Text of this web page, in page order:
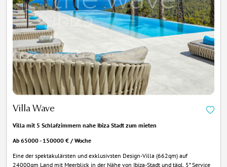
Villa Wave
Villa mit 5 Schlafzimmern nahe Ibiza Stadt zum mieten
Ab 65000 - 150000 € / Woche
Eine der spektakulärsten und exklusivsten Design-Villa (662qm) auf
24000qm Land mit Meerblick in der Nähe von Ibiza-Stadt und tägl. 5* Service